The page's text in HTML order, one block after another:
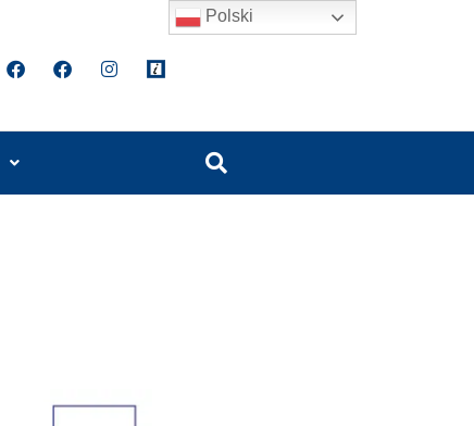
Polski